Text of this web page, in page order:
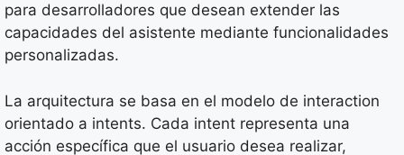
para desarrolladores que desean extender las
capacidades del asistente mediante funcionalidades
personalizadas.
La arquitectura se basa en el modelo de interaction
orientado a intents. Cada intent representa una
acción específica que el usuario desea realizar,